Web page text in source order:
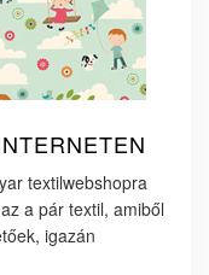
textilwebshopra
a pár textil, amiből
igazán